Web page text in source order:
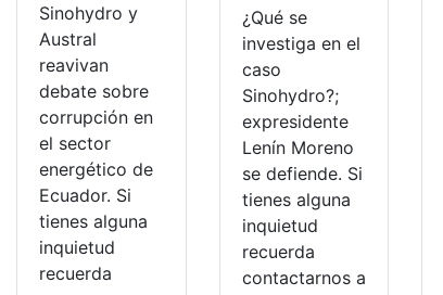
Sinohydro y
Austral
reavivan
debate sobre
corrupción en
el sector
energético de
Ecuador. Si
tienes alguna
inquietud
recuerda
¿Qué se
investiga en el
caso
Sinohydro?;
expresidente
Lenín Moreno
se defiende. Si
tienes alguna
inquietud
recuerda
contactarnos a